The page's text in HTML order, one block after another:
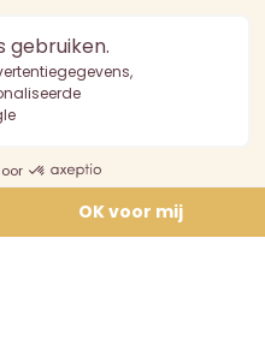
jonger dan 18 jaar is
voor de gezondheid.